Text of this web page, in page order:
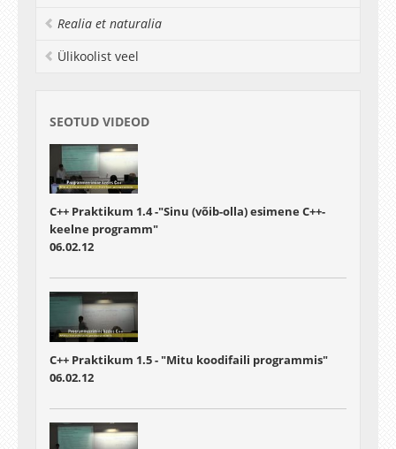
Realia et naturalia
Ülikoolist veel
SEOTUD VIDEOD
C++ Praktikum 1.4 -"Sinu (võib-olla) esimene C++-
keelne programm"
06.02.12
C++ Praktikum 1.5 - "Mitu koodifaili programmis"
06.02.12